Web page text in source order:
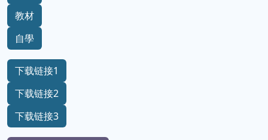
教材
自學
下载链接1
下载链接2
下载链接3